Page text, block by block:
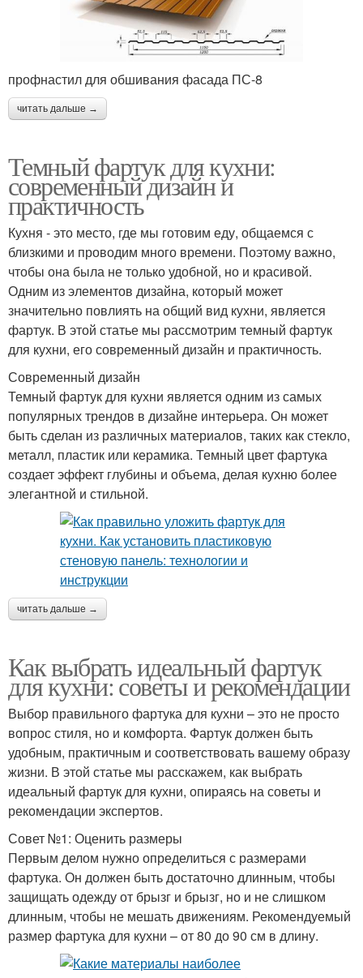
профнастил для обшивания фасада ПС-8
читать дальше →
Темный фартук для кухни:
современный дизайн и
практичность
Кухня - это место, где мы готовим еду, общаемся с
близкими и проводим много времени. Поэтому важно,
чтобы она была не только удобной, но и красивой.
Одним из элементов дизайна, который может
значительно повлиять на общий вид кухни, является
фартук. В этой статье мы рассмотрим темный фартук
для кухни, его современный дизайн и практичность.
Современный дизайн
Темный фартук для кухни является одним из самых
популярных трендов в дизайне интерьера. Он может
быть сделан из различных материалов, таких как стекло,
металл, пластик или керамика. Темный цвет фартука
создает эффект глубины и объема, делая кухню более
элегантной и стильной.
читать дальше →
Как выбрать идеальный фартук
для кухни: советы и рекомендации
Выбор правильного фартука для кухни – это не просто
вопрос стиля, но и комфорта. Фартук должен быть
удобным, практичным и соответствовать вашему образу
жизни. В этой статье мы расскажем, как выбрать
идеальный фартук для кухни, опираясь на советы и
рекомендации экспертов.
Совет №1: Оценить размеры
Первым делом нужно определиться с размерами
фартука. Он должен быть достаточно длинным, чтобы
защищать одежду от брызг и брызг, но и не слишком
длинным, чтобы не мешать движениям. Рекомендуемый
размер фартука для кухни – от 80 до 90 см в длину.